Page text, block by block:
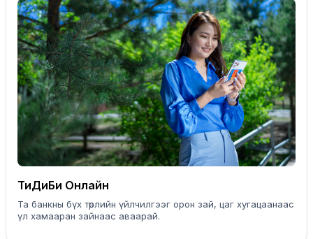
ТиДиБи Онлайн
Та банкны бүх төрлийн үйлчилгээг орон зай, цаг хугацаанаас
үл хамааран зайнаас аваарай.